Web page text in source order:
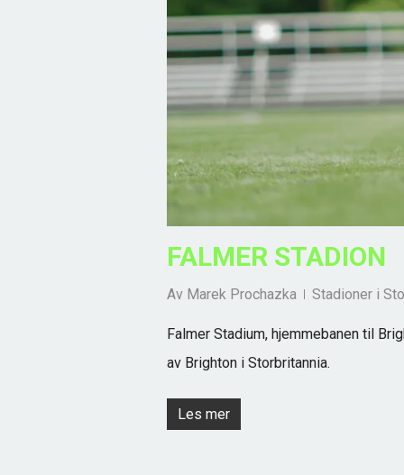
FALMER STADION
Av Marek Prochazka Stadioner i
Falmer Stadium, hjemmebanen til
av Brighton i Storbritannia.
Les mer